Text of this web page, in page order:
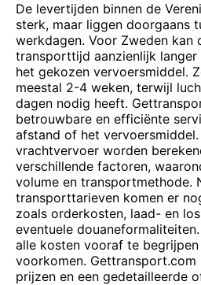
De levertijden binnen de
sterk, maar liggen doorgaans
werkdagen. Voor Zweden kan
transporttijd aanzienlijk langer
het gekozen vervoersmiddel.
meestal 2-4 weken, terwijl
dagen nodig heeft.
betrouwbare en efficiënte
afstand of het
vrachtvervoer worden
verschillende factoren,
volume en transportmethode.
transporttarieven komen er
zoals orderkosten, laad- en
eventuele
alle kosten vooraf te
voorkomen.
prijzen en een gedetailleerde